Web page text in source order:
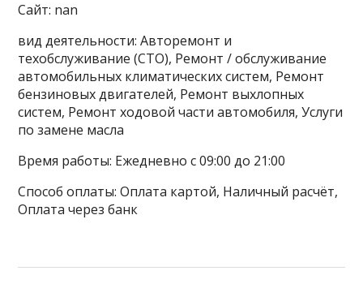
Сайт: nan
вид деятельности: Авторемонт и
техобслуживание (СТО), Ремонт / обслуживание
автомобильных климатических систем, Ремонт
бензиновых двигателей, Ремонт выхлопных
систем, Ремонт ходовой части автомобиля, Услуги
по замене масла
Время работы: Ежедневно с 09:00 до 21:00
Способ оплаты: Оплата картой, Наличный расчёт,
Оплата через банк